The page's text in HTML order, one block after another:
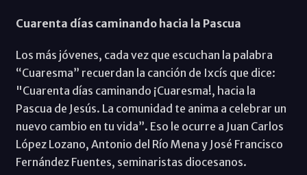
Cuarenta días caminando hacia la Pascua
Los más jóvenes, cada vez que escuchan la palabra
“Cuaresma” recuerdan la canción de Ixcís que dice:
"Cuarenta días caminando ¡Cuaresma!, hacia la
Pascua de Jesús. La comunidad te anima a celebrar un
nuevo cambio en tu vida”. Eso le ocurre a Juan Carlos
López Lozano, Antonio del Río Mena y José Francisco
Fernández Fuentes, seminaristas diocesanos.